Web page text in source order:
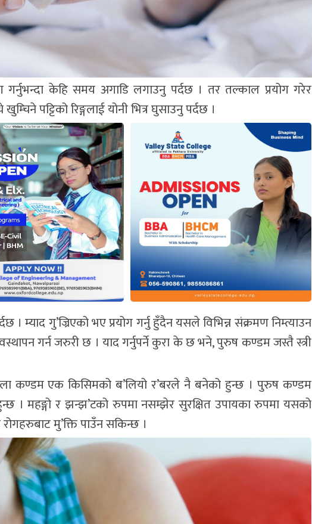
गर्नुभन्दा केहि समय अगाडि लगाउनु पर्दछ । तर तल्काल प्रयोग गरेर
पट्टिको रिङ्गलाई योनी भित्र घुसाउनु पर्दछ ।
। म्याद गु’ज्रिएको भए प्रयोग गर्नु हुँदैन यसले विभिन्न संक्रमण निम्त्याउन
गर्न जरुरी छ । याद गर्नुपर्ने कुरा के छ भने, पुरुष कण्डम जस्तै स्त्री
कण्डम एक किसिमको ब’लियो र’बरले नै बनेको हुन्छ । पुरुष कण्डम
। महङ्गो र झन्झ’टको रुपमा नसम्झेर सुरक्षित उपायका रुपमा यसको
मु’क्ति पाउँन सकिन्छ ।